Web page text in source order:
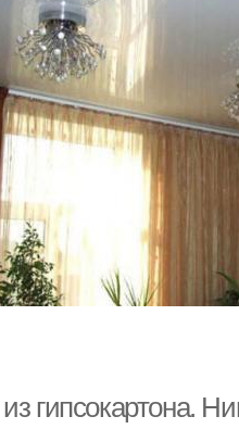
гипсокартона.